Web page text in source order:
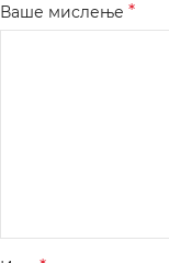
Ваше мислење *